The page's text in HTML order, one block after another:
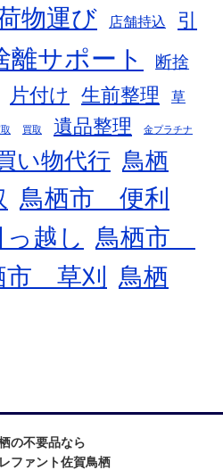
物運び
店舗持込
引
離サポート
断捨
片付け 生前整理 草
買取 遺品整理 金プラチナ
い物代行 鳥栖
鳥栖市 便利
越し
鳥栖市
市 草刈
鳥栖
の不要品なら
ファント佐賀鳥栖